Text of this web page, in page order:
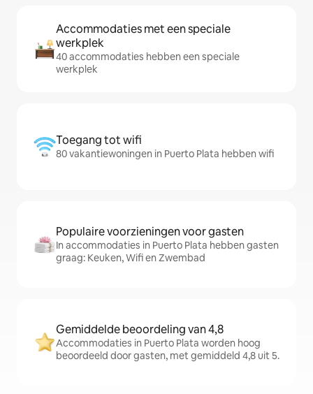
Accommodaties met een speciale
werkplek
40 accommodaties hebben een speciale
werkplek
Toegang tot wifi
80 vakantiewoningen in Puerto Plata hebben wifi
Populaire voorzieningen voor gasten
In accommodaties in Puerto Plata hebben gasten
graag: Keuken, Wifi en Zwembad
Gemiddelde beoordeling van 4,8
Accommodaties in Puerto Plata worden hoog
beoordeeld door gasten, met gemiddeld 4,8 uit 5.